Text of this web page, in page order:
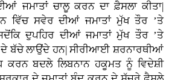
ਜਮਾਤਾਂ ਚਾਲੂ ਕਰਨ ਦਾ ਫ਼ੈਸਲਾ ਕੀਤਾ|
ਵਿੱਚ ਸਵੇਰ ਦੀਆਂ ਜਮਾਤਾਂ ਮੁੱਖ ਤੌਰ ’ਤੇ
ਦੁਪਹਿਰ ਦੀਆਂ ਜਮਾਤਾਂ ਮੁੱਖ ਤੌਰ ’ਤੇ
ਬੱਚੇ ਲਾਉਂਦੇ ਹਨ| ਸੀਰੀਆਈ ਸ਼ਰਨਾਰਥੀਆਂ
ਬਦਲੇ ਲਿਬਨਾਨ ਹਕੂਮਤ ਨੂੰ ਵਿਦੇਸ਼ੀ